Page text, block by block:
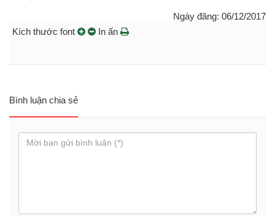
Ngày đăng: 06/12/2017
Kích thước font
In ấn
Bình luận chia sẻ